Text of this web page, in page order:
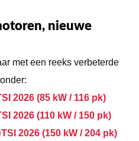
nieuwe
met een reeks verbeterde
2026 (85 kW / 116 pk)
2026 (110 kW / 150 pk)
2026 (150 kW / 204 pk)